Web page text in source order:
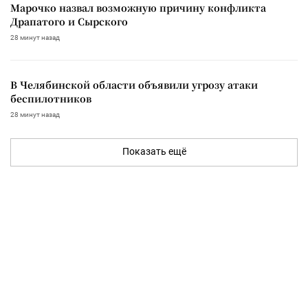
Марочко назвал возможную причину конфликта
Драпатого и Сырского
28 минут назад
В Челябинской области объявили угрозу атаки
беспилотников
28 минут назад
Показать ещё